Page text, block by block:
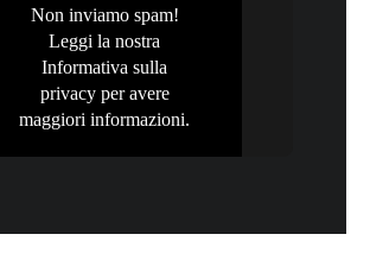
Non inviamo spam!
Leggi la nostra
Informativa sulla
privacyper avere
maggiori informazioni.